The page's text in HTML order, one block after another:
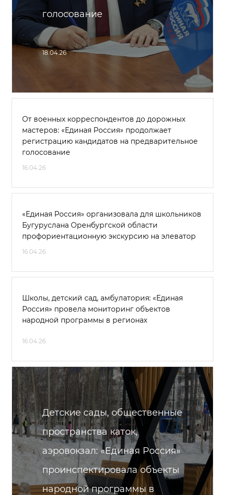
голосование
18.04.26
От военных корреспондентов до дорожных
мастеров: «Единая Россия» продолжает
регистрацию кандидатов на предварительное
голосование
16.04.26
«Единая Россия» организовала для школьников
Бугуруслана Оренбургской области
профориентационную экскурсию на элеватор
16.04.26
Школы, детский сад, амбулатория: «Единая
Россия» провела мониторинг объектов
народной программы в регионах
16.04.26
Детские сады, общественные
пространства каток,
аэровокзал: «Единая Россия»
проинспектировала объекты
народной программы в